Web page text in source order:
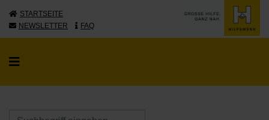
STARTSEITE
NEWSLETTER
FAQ